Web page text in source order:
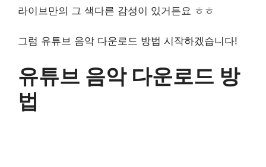
라이브만의 그 색다른 감성이 있거든요 ㅎㅎ
그럼 유튜브 음악 다운로드 방법 시작하겠습니다!
유튜브 음악 다운로드 방
법